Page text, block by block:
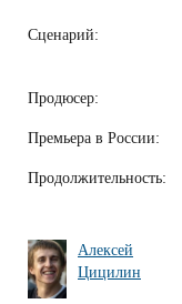
Сценарий:
Продюсер:
Премьера в России:
Продолжительность:
Алексей
Цицилин